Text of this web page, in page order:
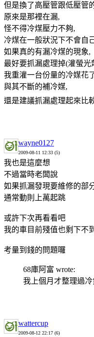
但是換了高壓管跟低壓管
原來是那裡在漏,
怪不得冷煤壓力不夠,
冷煤在一般狀況下不會自
如果真的有漏冷煤的現象,
最好要抓漏處理掉(灌螢光
我重灌一台份量的冷媒花
與其不斷的補冷媒,
還是建議抓漏處理起來比
wayne0127
2009-08-11 12:33 (5)
我也是這麼想
不過當時老闆說
如果抓漏發現要維修的部
通常動則上萬起跳
或許下次再看看吧
我的車目前殘值也剩下不
考量到錢的問題囉
68庫阿富 wrote:
我上個月才整理過冷
wattercup
2009-08-12 22:17 (6)